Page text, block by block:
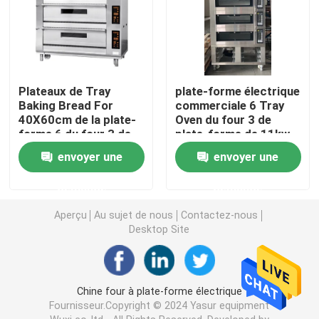
Diviseuse de pâte plus ronde
Machine de Sheeter de la pâte
Mélangeur planétaire commercial
Congélateur droit commercial
Trancheuse à pain
plateau de cuisson en aluminium
Plateaux de Tray
Baking Bread For
40X60cm de la plate-
forme 6 du four 3 de
plate-forme de
boulangerie de Yasur
envoyer une
plate-forme électrique
commerciale 6 Tray
Oven du four 3 de
plate-forme de 11kw
300c 18" plateaux de
X26 » USAenvoyer une
Aperçu Au sujet de nous
Contactez-nous
Desktop Site
Chine four à plate-forme électrique
Fournisseur.Copyright © 2024 Yasur equipment